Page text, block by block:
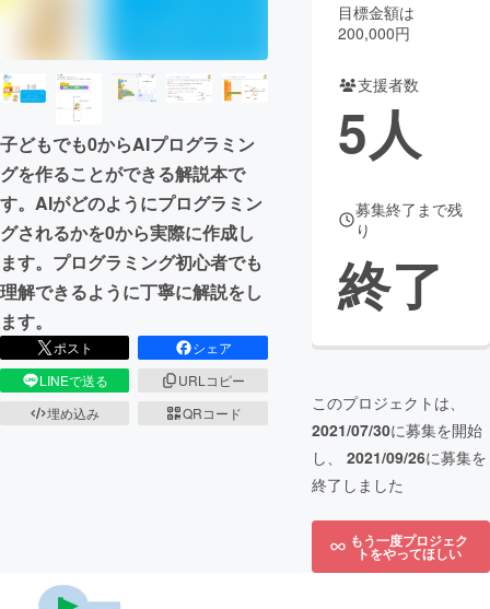
CAMPFIRE for Social Good
CAMPFIRE Creation
コミュニティ
子どもでも0からAIプログラミン
グを作ることができる解説本で
す。AIがどのようにプログラミン
グされるかを0から実際に作成し
ます。プログラミング初心者でも
理解できるように丁寧に解説をし
ます。
ポスト
シェア
LINEで送る
URLコピー
埋め込み
QRコード
目標金額は
200,000円
支援者数
5人
募集終了まで残
り
終了
このプロジェクトは、
2021/07/30に募集を開始
し、 2021/09/26に募集を
終了しました
もう一度プロジェク
トをやってほしい